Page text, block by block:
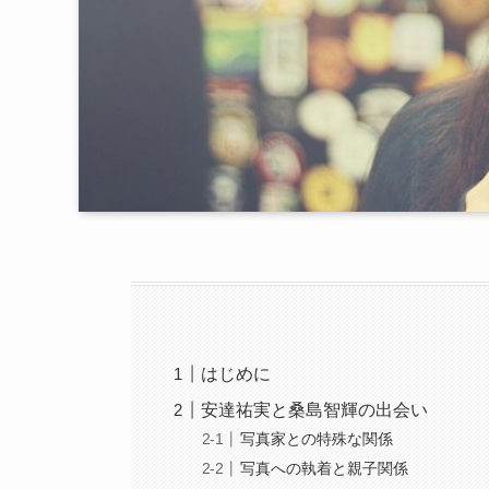
はじめに
安達祐実と桑島智輝の出会い
写真家との特殊な関係
写真への執着と親子関係